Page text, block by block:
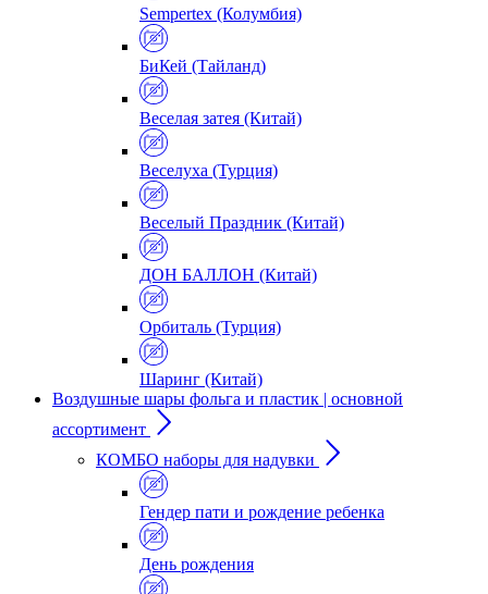
Sempertex (Колумбия)
БиКей (Тайланд)
Веселая затея (Китай)
Веселуха (Турция)
Веселый Праздник (Китай)
ДОН БАЛЛОН (Китай)
Орбиталь (Турция)
Шаринг (Китай)
Воздушные шары фольга и пластик | основной
ассортимент
КОМБО наборы для надувки
Гендер пати и рождение ребенка
День рождения